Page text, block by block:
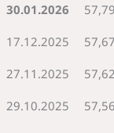
30.01.2026 57,79
17.12.2025 57,67
27.11.2025 57,62
29.10.2025 57,56